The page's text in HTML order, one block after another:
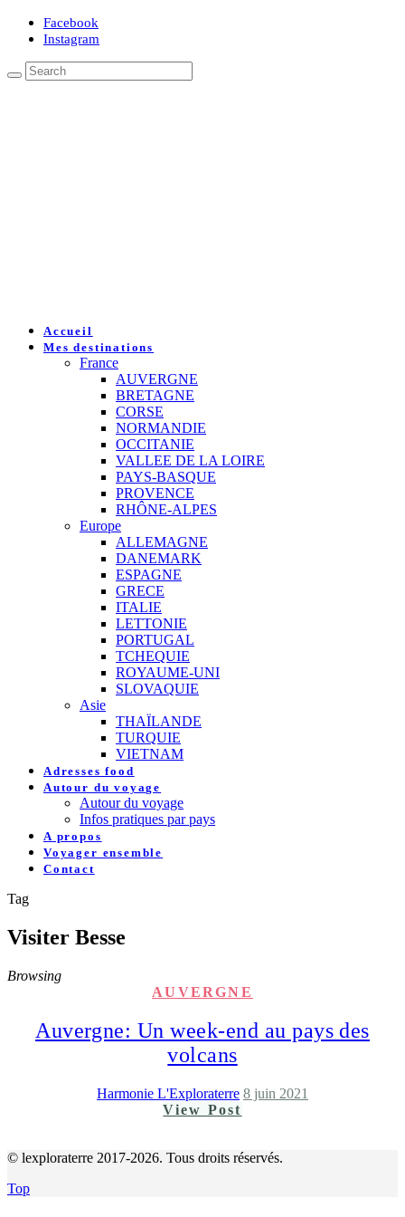
Facebook
Instagram
Accueil
Mes destinations
France
AUVERGNE
BRETAGNE
CORSE
NORMANDIE
OCCITANIE
VALLEE DE LA LOIRE
PAYS-BASQUE
PROVENCE
RHÔNE-ALPES
Europe
ALLEMAGNE
DANEMARK
ESPAGNE
GRECE
ITALIE
LETTONIE
PORTUGAL
TCHEQUIE
ROYAUME-UNI
SLOVAQUIE
Asie
THAÏLANDE
TURQUIE
VIETNAM
Adresses food
Autour du voyage
Autour du voyage
Infos pratiques par pays
A propos
Voyager ensemble
Contact
Tag
Visiter Besse
Browsing
AUVERGNE
Auvergne: Un week-end au pays des
volcans
Harmonie L'Exploraterre 8 juin 2021
View Post
© lexploraterre 2017-2026. Tous droits réservés.
Top